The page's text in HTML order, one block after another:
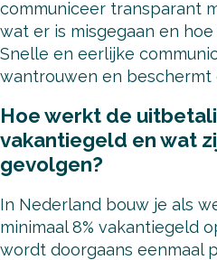
communiceer transparant
wat er is misgegaan en
Snelle en eerlijke
wantrouwen en beschermt
Hoe werkt de
vakantiegeld en wat
gevolgen?
In Nederland bouw je als
minimaal 8% vakantiegeld
wordt doorgaans eenmaal